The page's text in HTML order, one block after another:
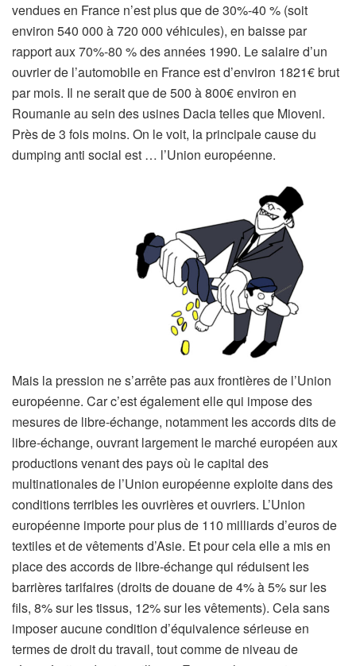
vendues en France n’est plus que de 30%-40 % (soit
environ 540 000 à 720 000 véhicules), en baisse par
rapport aux 70%-80 % des années 1990. Le salaire d’un
ouvrier de l’automobile en France est d’environ 1821€ brut
par mois. Il ne serait que de 500 à 800€ environ en
Roumanie au sein des usines Dacia telles que Mioveni.
Près de 3 fois moins. On le voit, la principale cause du
dumping anti social est … l’Union européenne.
Mais la pression ne s’arrête pas aux frontières de l’Union
européenne. Car c’est également elle qui impose des
mesures de libre-échange, notamment les accords dits de
libre-échange, ouvrant largement le marché européen aux
productions venant des pays où le capital des
multinationales de l’Union européenne exploite dans des
conditions terribles les ouvrières et ouvriers. L’Union
européenne importe pour plus de 110 milliards d’euros de
textiles et de vêtements d’Asie. Et pour cela elle a mis en
place des accords de libre-échange qui réduisent les
barrières tarifaires (droits de douane de 4% à 5% sur les
fils, 8% sur les tissus, 12% sur les vêtements). Cela sans
imposer aucune condition d’équivalence sérieuse en
termes de droit du travail, tout comme de niveau de